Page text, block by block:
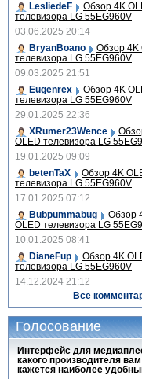
LesliedeF
Обзор 4K
телевизора LG 55EG960V
03.06.2025 20:14
BryanBoano
Обзор 4K
телевизора LG 55EG960V
09.03.2025 21:51
Eugenrex
Обзор 4K
телевизора LG 55EG960V
29.01.2025 22:36
XRumer23Wence
OLED телевизора LG
19.01.2025 09:09
betenTaX
Обзор 4K
телевизора LG 55EG960V
17.01.2025 07:12
Bubpummabug
Обзор
OLED телевизора LG
10.01.2025 08:41
DianeFup
Обзор 4K
телевизора LG 55EG960V
14.12.2024 21:12
Все
Голосование
Интерфейс для
какого производителя вам
кажется наиболее